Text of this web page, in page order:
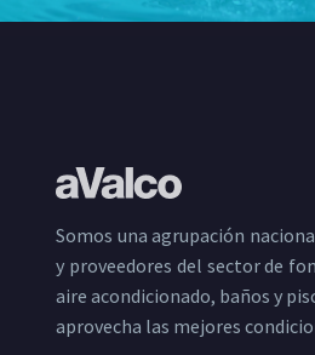
Somos una agrupación
y proveedores del sector de
aire acondicionado, baños y
aprovecha las mejores